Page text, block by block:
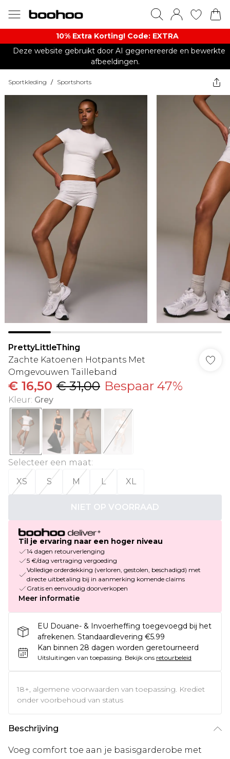
10% Extra Korting! Code: EXTRA​
Deze website gebruikt door AI gegenereerde en bewerkte
afbeeldingen.
Sportkleding / Sportshorts
PrettyLittleThing
Zachte Katoenen Hotpants Met
Omgevouwen Tailleband
€ 16,50 € 31,00 Bespaar 47%
Kleur: Grey
Selecteer een maat:
XS
S M L XL
NIET OP VOORRAAD
Til je ervaring naar een hoger niveau
14 dagen retourverlenging
5 €/dag vertraging vergoeding
Volledige orderdekking (verloren, gestolen, beschadigd) met
directe uitbetaling bij in aanmerking komende claims
Gratis en eenvoudig doorverkopen
Meer informatie
EU Douane- & Invoerheffing toegevoegd bij het
afrekenen. Standaardlevering €5.99
Kan binnen 28 dagen worden geretourneerd
Uitsluitingen van toepassing. Bekijk ons retourbeleid
18+, algemene voorwaarden van toepassing. Krediet
onder voorbehoud van status
Beschrijving
Voeg comfort toe aan je basisgarderobe met